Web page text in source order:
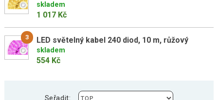
skladem
1 017 Kč
3 LED světelný kabel 240 diod, 10 m, růžový
skladem
554 Kč
Seřadit: